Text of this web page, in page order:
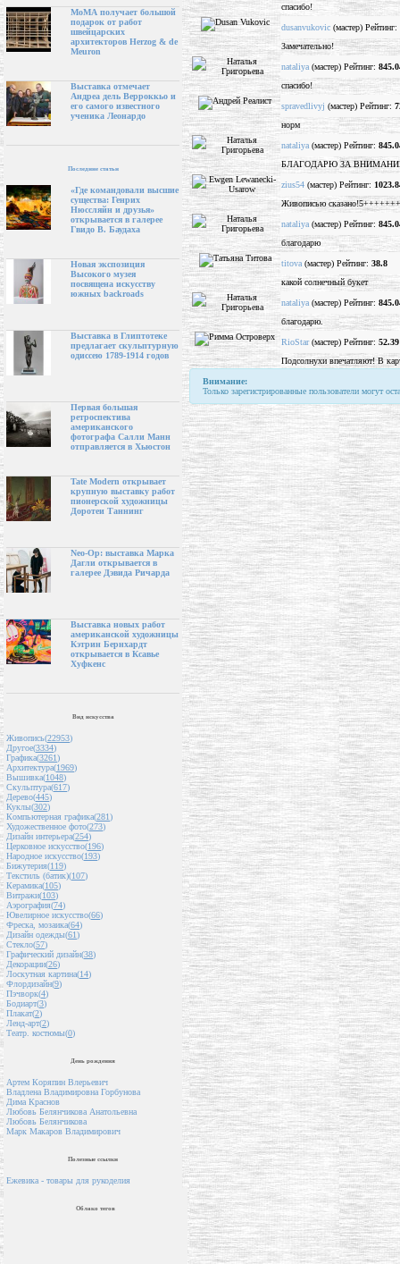
МоМА получает большой
подарок от работ
швейцарских
архитекторов Herzog & de
Meuron
Выставка отмечает
Андреа дель Верроккьо и
его самого известного
ученика Леонардо
Последние статьи
«Где командовали высшие
существа: Генрих
Нюссляйн и друзья»
открывается в галерее
Гвидо В. Баудаха
Новая экспозиция
Высокого музея
посвящена искусству
южных backroads
Выставка в Глиптотеке
предлагает скульптурную
одиссею 1789-1914 годов
Первая большая
ретроспектива
американского
фотографа Салли Манн
отправляется в Хьюстон
Tate Modern открывает
крупную выставку работ
пионерской художницы
Доротеи Таннинг
Neo-Op: выставка Марка
Дагли открывается в
галерее Дэвида Ричарда
Выставка новых работ
американской художницы
Кэтрин Бернхардт
открывается в Ксавье
Хуфкенс
Вид искусства
Живопись(22953)
Другое(3334)
Графика(3261)
Архитектура(1969)
Вышивка(1048)
Скульптура(617)
Дерево(445)
Куклы(302)
Компьютерная графика(281)
Художественное фото(273)
Дизайн интерьера(254)
Церковное искусство(196)
Народное искусство(193)
Бижутерия(119)
Текстиль (батик)(107)
Керамика(105)
Витражи(103)
Аэрография(74)
Ювелирное искусство(66)
Фреска, мозаика(64)
Дизайн одежды(61)
Стекло(57)
Графический дизайн(38)
Декорации(26)
Лоскутная картина(14)
Флордизайн(9)
Пэчворк(4)
Бодиарт(3)
Плакат(2)
Ленд-арт(2)
Театр. костюмы(0)
День рождения
Артем Коряпин Влерьевич
Владлена Владимировна Горбунова
Дима Краснов
Любовь Белянчикова Анатольевна
Любовь Белянчикова
Марк Макаров Владимирович
Полезные ссылки
Ежевика - товары для рукоделия
Облако тегов
спасибо!
dusanvukovic (мастер) Рейтинг:
Замечательно!
nataliya (мастер) Рейтинг:
спасибо!
spravedlivyj (мастер) Рейтинг:
норм
nataliya (мастер) Рейтинг:
БЛАГОДАРЮ ЗА
zius54 (мастер) Рейтинг:
Живописью
nataliya (мастер) Рейтинг:
благодарю
titova (мастер) Рейтинг: 38.8
какой солнечный букет
nataliya (мастер) Рейтинг:
благодарю.
RioStar(мастер) Рейтинг: 52.39
Подсолнухи впечатляют! В
Внимание:
Только зарегистрированные пользователи могут